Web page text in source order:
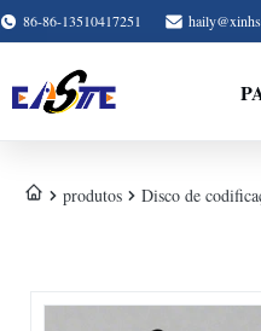
86-86-13510417251
produtos Disco de